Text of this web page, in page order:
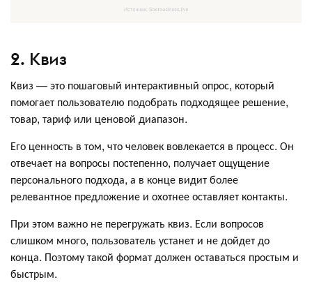
2. Квиз
Квиз — это пошаговый интерактивный опрос, который
помогает пользователю подобрать подходящее решение,
товар, тариф или ценовой диапазон.
Его ценность в том, что человек вовлекается в процесс. Он
отвечает на вопросы постепенно, получает ощущение
персонального подхода, а в конце видит более
релевантное предложение и охотнее оставляет контакты.
При этом важно не перегружать квиз. Если вопросов
слишком много, пользователь устанет и не дойдет до
конца. Поэтому такой формат должен оставаться простым и
быстрым.